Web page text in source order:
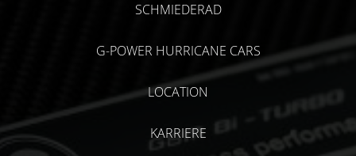
SCHMIEDERAD
G-POWER HURRICANE CARS
LOCATION
KARRIERE